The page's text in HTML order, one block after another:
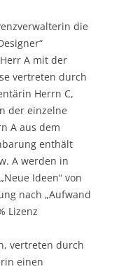
die
A mit der
vertreten durch
Herrn C,
der einzelne
A aus dem
enthält
A werden in
Ideen“ von
nach „Aufwand
Lizenz
vertreten durch
einen